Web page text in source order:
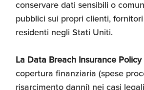
conservare dati sensibili o
pubblici sui propri clienti,
residenti negli Stati Uniti.
La Data Breach Insurance Policy
copertura finanziaria (spese
risarcimento danni) nei casi